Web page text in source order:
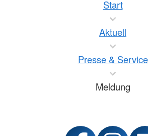
Start
Aktuell
Presse & Service
Meldung